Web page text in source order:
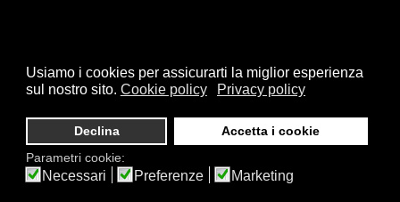
Usiamo i cookies per assicurarti la miglior esperienza
sul nostro sito. Cookie policy Privacy policy
Declina
Accetta i cookie
Parametri cookie:
Necessari Preferenze Marketing